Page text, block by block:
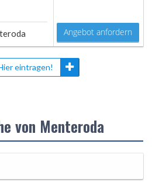
Angebot anfordern
eintragen!
von Menteroda